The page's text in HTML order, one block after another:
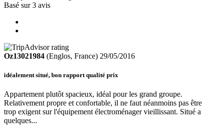
Basé sur3 avis
Oz13021984 (Englos, France) 29/05/2016
idéalement situé, bon rapport qualité prix
Appartement plutôt spacieux, idéal pour les grand groupe.
Relativement propre et confortable, il ne faut néanmoins pas être
trop exigent sur l'équipement électroménager vieillissant. Situé a
quelques...